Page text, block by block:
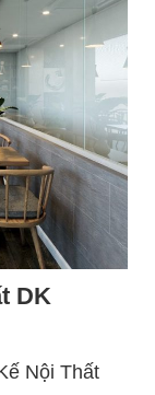
DK
Nội Thất